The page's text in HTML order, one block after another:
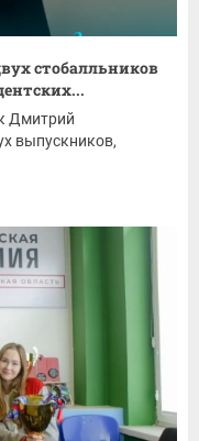
стобалльников
Дмитрий
выпускников,